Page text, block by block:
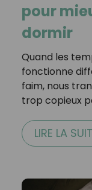
pour
dormir
Quand les
fonctionne
faim, nous
trop copieux
LIRE LA